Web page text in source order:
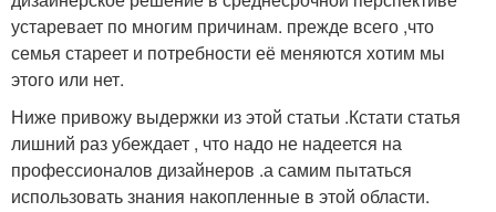
устаревает по многим причинам. прежде всего ,что
семья стареет и потребности её меняются хотим мы
этого или нет.
Ниже привожу выдержки из этой статьи .Кстати статья
лишний раз убеждает , что надо не надеется на
профессионалов дизайнеров .а самим пытаться
использовать знания накопленные в этой области.